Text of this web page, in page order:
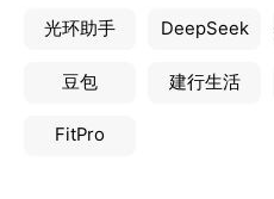
★人脸识别
真实意愿的体现
★区块链技术保障
光环助手 DeepSeek
豆包 建行生活
FitPro